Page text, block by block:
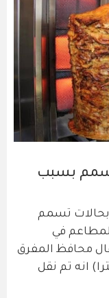
بالتسمم بسبب
تسمم
في
محافظ المفرق
انه تم نقل